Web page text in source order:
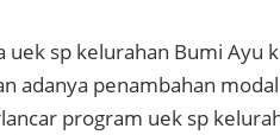
uek sp kelurahan Bumi Ayu
adanya penambahan
program uek sp